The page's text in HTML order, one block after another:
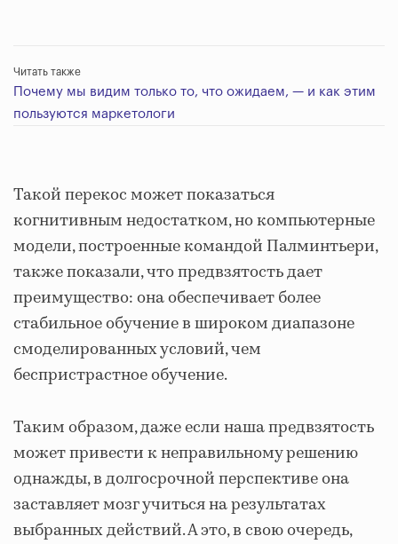
Читать также
Почему мы видим только то, что ожидаем, — и как этим
пользуются маркетологи
Такой перекос может показаться
когнитивным недостатком, но компьютерные
модели, построенные командой Палминтьери,
также показали, что предвзятость дает
преимущество: она обеспечивает более
стабильное обучение в широком диапазоне
смоделированных условий, чем
беспристрастное обучение.
Таким образом, даже если наша предвзятость
может привести к неправильному решению
однажды, в долгосрочной перспективе она
заставляет мозг учиться на результатах
выбранных действий. А это, в свою очередь,